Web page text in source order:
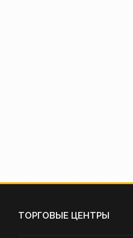
ТОРГОВЫЕ ЦЕНТРЫ